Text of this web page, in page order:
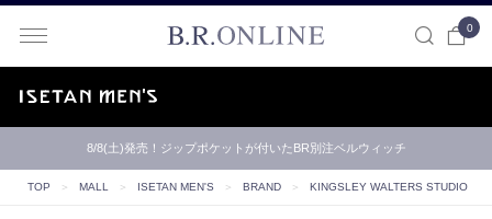
0
8/8(土)発売！ジップポケットが付いたBR別注ベルウィッチ
TOP ＞ MALL ＞ ISETAN MEN'S ＞ BRAND ＞ KINGSLEY WALTERS STUDIO